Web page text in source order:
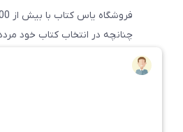
فروشگاه یاس کتاب با بیش از 500000 عنوان کتاب در رابطه با زبان های مختلف آماده خدمت رسانی به علاقه مندان این حوضه میباشد
چنانچه در انتخاب کتاب خود
همچنین اگر کتاب مورد نظر